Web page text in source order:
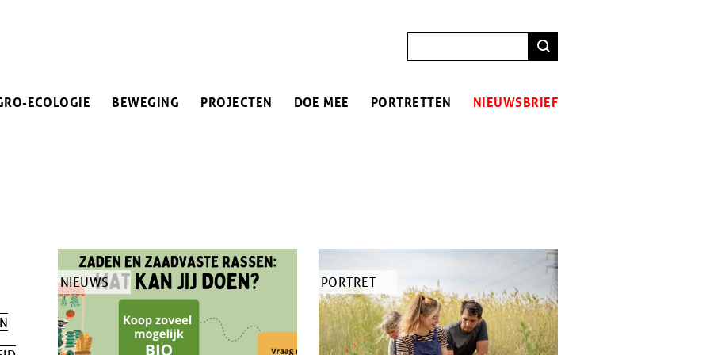
ECOLOGIE BEWEGING PROJECTEN DOE MEE PORTRETTEN NIEUWSBRIEF
TYPE
ARTIKEL
NIEUWS
TYPE
ARTIKEL
PORTRET